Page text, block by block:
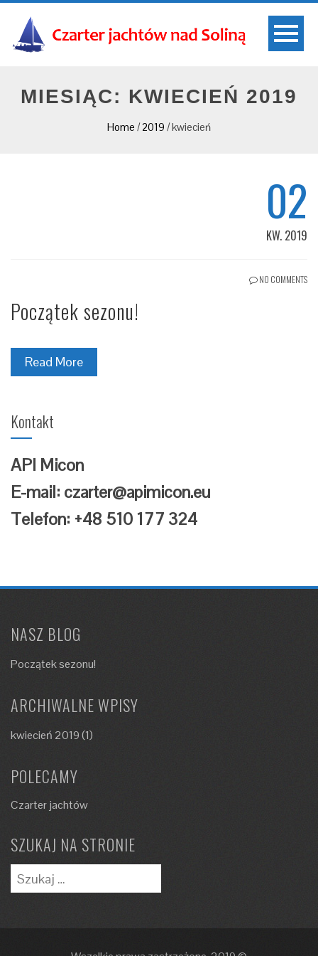
MIESIĄC: KWIECIEŃ 2019
Home /2019 /kwiecień
02
KW. 2019
NO COMMENTS
Początek sezonu!
Read More
Kontakt
API Micon
E-mail: czarter@apimicon.eu
Telefon: +48 510 177 324
NASZ BLOG
Początek sezonu!
ARCHIWALNE WPISY
kwiecień 2019(1)
POLECAMY
Czarter jachtów
SZUKAJ NA STRONIE
Szukaj: